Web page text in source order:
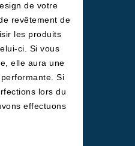
de votre
revêtement de
les produits
ci. Si vous
elle aura une
Si
lors du
effectuons